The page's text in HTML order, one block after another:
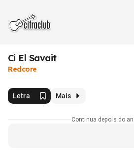
Ci El Savait
Redcore
Letra Mais
Continua depois do